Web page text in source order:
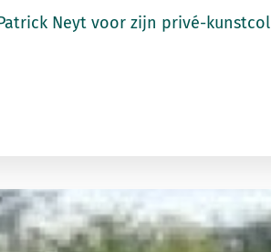
Neyt voor zijn privé-